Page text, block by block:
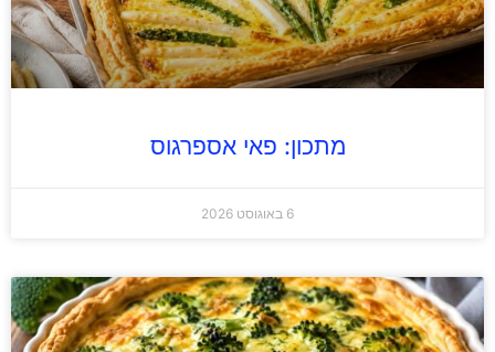
מתכון: פאי אספרגוס
6 באוגוסט 2026